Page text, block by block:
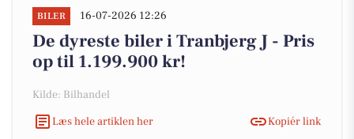
BILER 16-07-2026 12:26
De dyreste biler i Tranbjerg J - Pris
op til 1.199.900 kr!
Kilde: Bilhandel
Læs hele artiklen her
Kopiér link